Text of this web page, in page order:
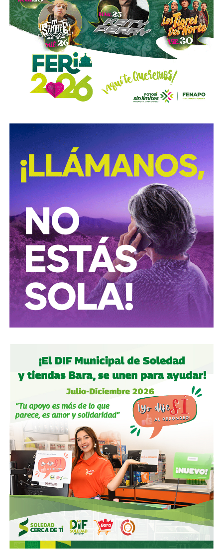
y no colocaron la señal hasta que ya estaba listo el muro
de los tormentos.
Sigue existiendo tardanza por parte de estas mismas
autoridades pararepintar o rescatar las señales que
no solo ahí, sino en toda la ciudad, están mal pintadas,
opacas, mal colocadas o tapadas por árboles
compartieron videos, que criticaron al
conductores hacia peatones
(como si eso no fuera pan
de cada día), ¿por qué no acompañaron sus post con un
“circule con cuidado”, “cumpla con lo establecido”,
“respete al peatón”?
A mis colegas de los medios: falta para el 2027, no
empecemos desde ya a
querer caerle mejor al que
todavía no saben si va a seguir en el poder, hagamos
periodismo útil, no crítica en busca de likes.
Conductores:respeten al peatón.Peatones:no usen el
móvil mientras cruzan las calles, ni intenten ganarle al
semáforo.Ciclistas:
hay solo 3 ciclovías, pero usémoslas
correctamente.
Autoridades:hagan su trabajo, pero háganlo bien, y no
descuiden lo que hicieron antes por centrarse solo en
obras nuevas.
personas se sientan más seguras entrando a un parque
bajo su cuidado, para evitar accidentes en una calle, de una
ciudad que también es parte del estado.
Gobierno municipal:no se apresuren por hacer cosas
solo de cara a la contienda electoral, échenle ganas y
háganlas bien, respeten los tiempos, informen
oportunamente a los usuarios de las vialidades.
Ya aprovechando, revisen las señales de tránsito de la
zona, que necesitan mantenimiento, y luego dense una
vuelta por la ciudad:
hay banquetas que son
estacionamientos, hay ciclovías intransitables, hay
peatones en riesgoporque los conductores no siguen el
reglamento.
En pocas palabras,bajemos todos la velocidad… en